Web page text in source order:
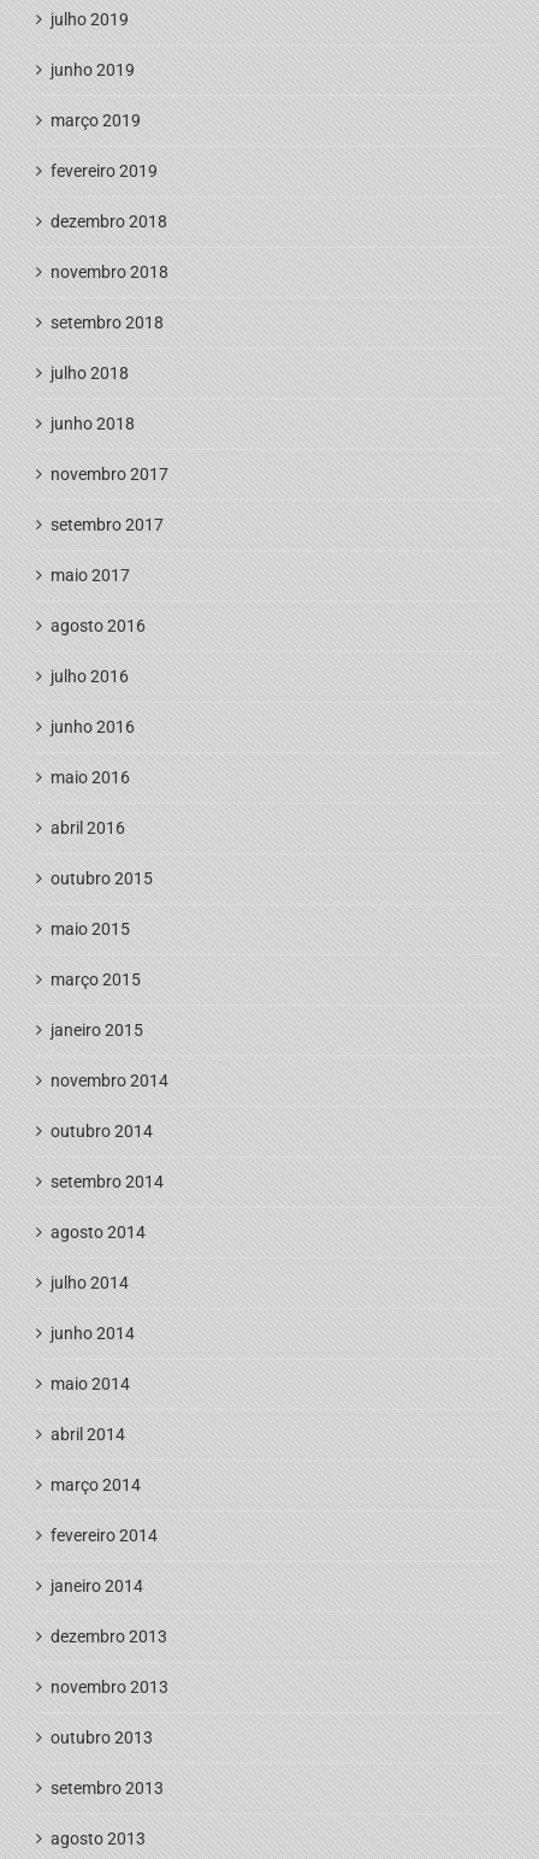
julho 2019
junho 2019
março 2019
fevereiro 2019
dezembro 2018
novembro 2018
setembro 2018
julho 2018
junho 2018
novembro 2017
setembro 2017
maio 2017
agosto 2016
julho 2016
junho 2016
maio 2016
abril 2016
outubro 2015
maio 2015
março 2015
janeiro 2015
novembro 2014
outubro 2014
setembro 2014
agosto 2014
julho 2014
junho 2014
maio 2014
abril 2014
março 2014
fevereiro 2014
janeiro 2014
dezembro 2013
novembro 2013
outubro 2013
setembro 2013
agosto 2013